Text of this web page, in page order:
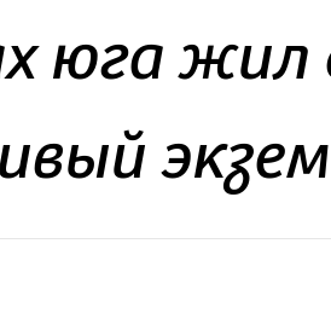
юга жил